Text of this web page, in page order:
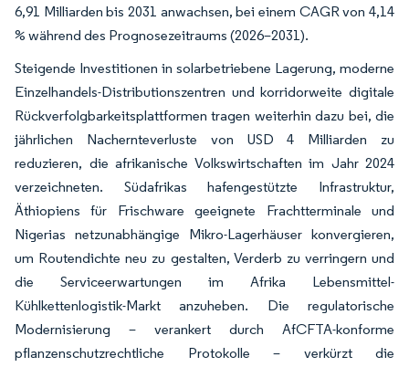
6,91 Milliarden bis 2031 anwachsen, bei einem CAGR von 4,14
% während des Prognosezeitraums (2026–2031).
Steigende Investitionen in solarbetriebene Lagerung, moderne
Einzelhandels-Distributionszentren und korridorweite digitale
Rückverfolgbarkeitsplattformen tragen weiterhin dazu bei, die
jährlichen Nachernteverluste von USD 4 Milliarden zu
reduzieren, die afrikanische Volkswirtschaften im Jahr 2024
verzeichneten. Südafrikas hafengestützte Infrastruktur,
Äthiopiens für Frischware geeignete Frachtterminale und
Nigerias netzunabhängige Mikro-Lagerhäuser konvergieren,
um Routendichte neu zu gestalten, Verderb zu verringern und
die Serviceerwartungen im Afrika Lebensmittel-
Kühlkettenlogistik-Markt anzuheben. Die regulatorische
Modernisierung – verankert durch AfCFTA-konforme
pflanzenschutzrechtliche Protokolle – verkürzt die